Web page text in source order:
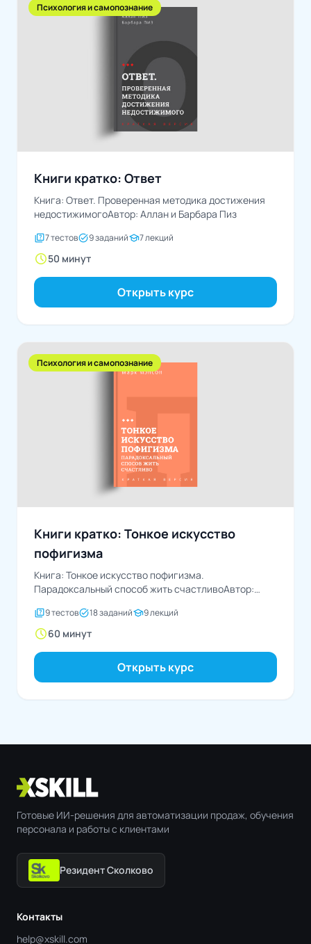
Психология и самопознание
Книги кратко: Ответ
Книга: Ответ. Проверенная методика достижения
недостижимогоАвтор: Аллан и Барбара Пиз
quiz7 тестовtask_alt9 заданийschool7 лекций
schedule50 минут
Открыть курс
Психология и самопознание
Книги кратко: Тонкое искусство
пофигизма
Книга: Тонкое искусство пофигизма.
Парадоксальный способ жить счастливоАвтор:
quiz9 тестовtask_alt18 заданийschool9 лекций
schedule60 минут
Открыть курс
Готовые ИИ-решения для автоматизации продаж, обучения
персонала и работы с клиентами
Резидент Сколково
Контакты
help@xskill.com